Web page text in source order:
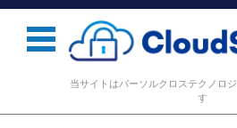
当サイトはパーソルクロステクノロ
す